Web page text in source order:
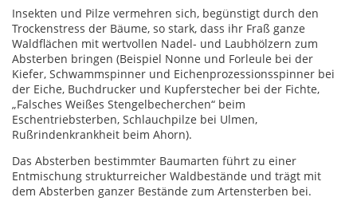
Insekten und Pilze vermehren sich, begünstigt durch den
Trockenstress der Bäume, so stark, dass ihr Fraß ganze
Waldflächen mit wertvollen Nadel- und Laubhölzern zum
Absterben bringen (Beispiel Nonne und Forleule bei der
Kiefer, Schwammspinner und Eichenprozessionsspinner bei
der Eiche, Buchdrucker und Kupferstecher bei der Fichte,
„Falsches Weißes Stengelbecherchen“ beim
Eschentriebsterben, Schlauchpilze bei Ulmen,
Rußrindenkrankheit beim Ahorn).
Das Absterben bestimmter Baumarten führt zu einer
Entmischung strukturreicher Waldbestände und trägt mit
dem Absterben ganzer Bestände zum Artensterben bei.